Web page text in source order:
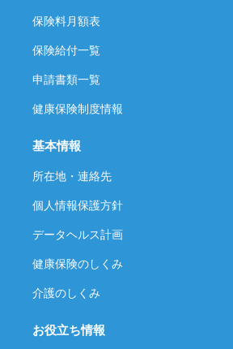
保険料月額表
保険給付一覧
申請書類一覧
健康保険制度情報
基本情報
所在地・連絡先
個人情報保護方針
データヘルス計画
健康保険のしくみ
介護のしくみ
お役立ち情報